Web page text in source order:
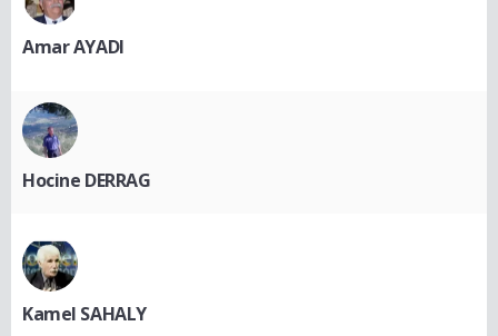
Amar AYADI
Hocine DERRAG
Kamel SAHALY